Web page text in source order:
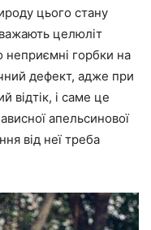
цього стану
целюліт
горбки на
дефект, адже при
відтік, і саме це
апельсинової
від неї треба